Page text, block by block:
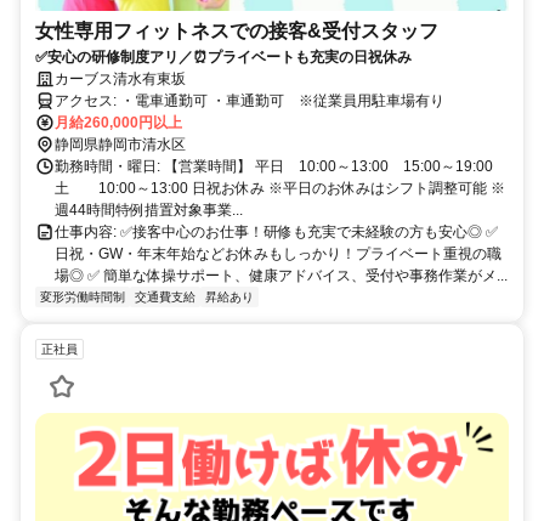
女性専用フィットネスでの接客&受付スタッフ
✅安心の研修制度アリ／⏰プライベートも充実の日祝休み
カーブス清水有東坂
アクセス: ・電車通勤可 ・車通勤可 ※従業員用駐車場有り
月給260,000円以上
静岡県静岡市清水区
勤務時間・曜日: 【営業時間】 平日 10:00～13:00 15:00～19:00
土 10:00～13:00 日祝お休み ※平日のお休みはシフト調整可能 ※
週44時間特例措置対象事業...
仕事内容: ✅接客中心のお仕事！研修も充実で未経験の方も安心◎ ✅
日祝・GW・年末年始などお休みもしっかり！プライベート重視の職
場◎ ✅ 簡単な体操サポート、健康アドバイス、受付や事務作業がメ...
変形労働時間制 交通費支給 昇給あり
正社員